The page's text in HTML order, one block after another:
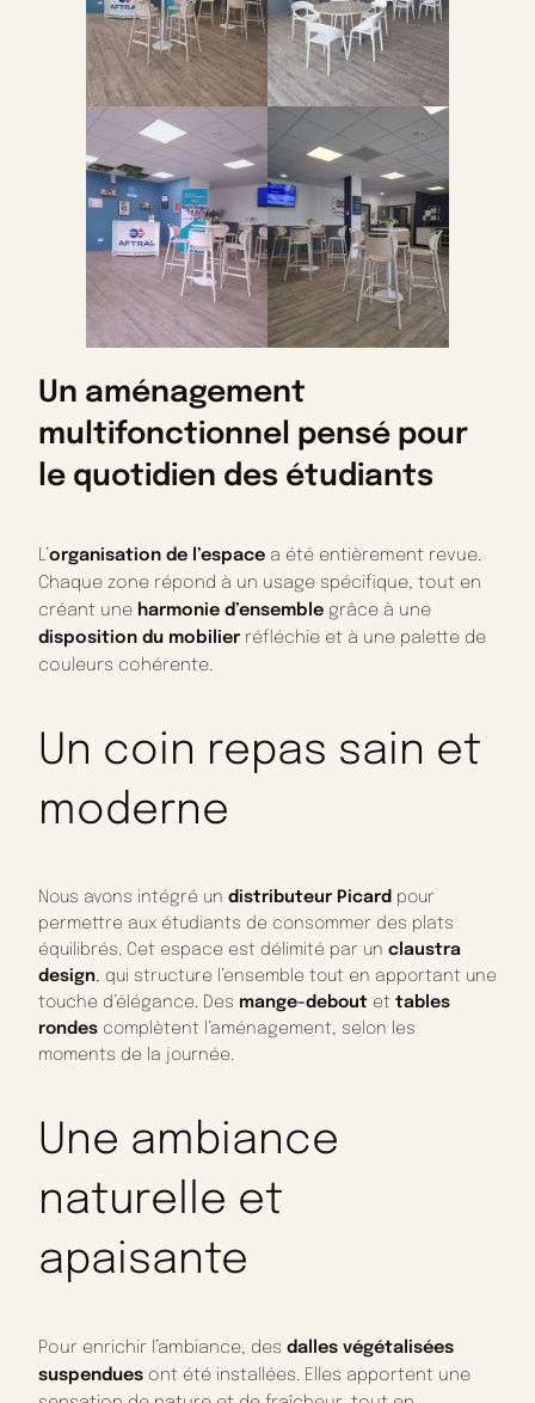
Un aménagement
multifonctionnel pensé pour
le quotidien des étudiants
L’organisation de l’espace a été entièrement revue.
Chaque zone répond à un usage spécifique, tout en
créant une harmonie d’ensemble grâce à une
disposition du mobilier réfléchie et à une palette de
couleurs cohérente.
Un coin repas sain et
moderne
Nous avons intégré un distributeur Picard pour
permettre aux étudiants de consommer des plats
équilibrés. Cet espace est délimité par un claustra
design, qui structure l’ensemble tout en apportant une
touche d’élégance. Des mange-debout et tables
rondes complètent l’aménagement, selon les
moments de la journée.
Une ambiance
naturelle et
apaisante
Pour enrichir l’ambiance, des dalles végétalisées
suspendues ont été installées. Elles apportent une